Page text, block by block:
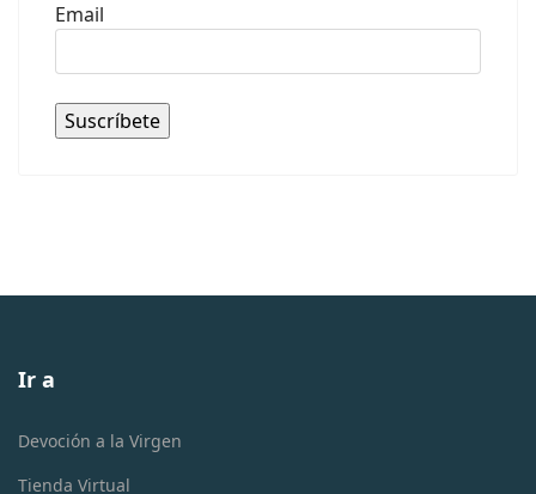
Email
Ir a
Devoción a la Virgen
Tienda Virtual